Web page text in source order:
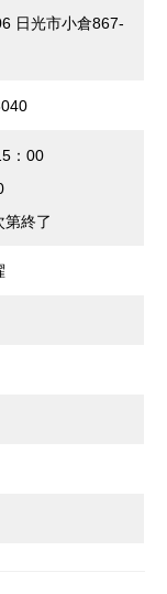
日光市小倉867-
：00
終了